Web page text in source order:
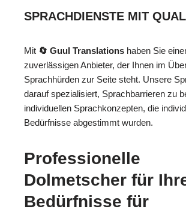
SPRACHDIENSTE MIT
Mit 🔄 Guul Translations haben Sie
zuverlässigen Anbieter, der Ihnen im
Sprachhürden zur Seite steht. Unsere
darauf spezialisiert, Sprachbarrieren zu
individuellen Sprachkonzepten, die
Bedürfnisse abgestimmt wurden.
Professionelle
Dolmetscher für
Bedürfnisse für